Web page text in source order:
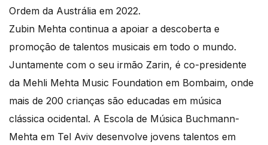
Ordem da Austrália em 2022.
Zubin Mehta continua a apoiar a descoberta e
promoção de talentos musicais em todo o mundo.
Juntamente com o seu irmão Zarin, é co-presidente
da Mehli Mehta Music Foundation em Bombaim, onde
mais de 200 crianças são educadas em música
clássica ocidental. A Escola de Música Buchmann-
Mehta em Tel Aviv desenvolve jovens talentos em